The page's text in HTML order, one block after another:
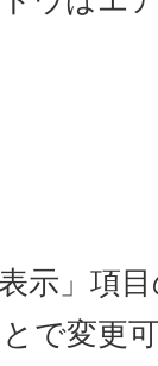
示」項
で変更